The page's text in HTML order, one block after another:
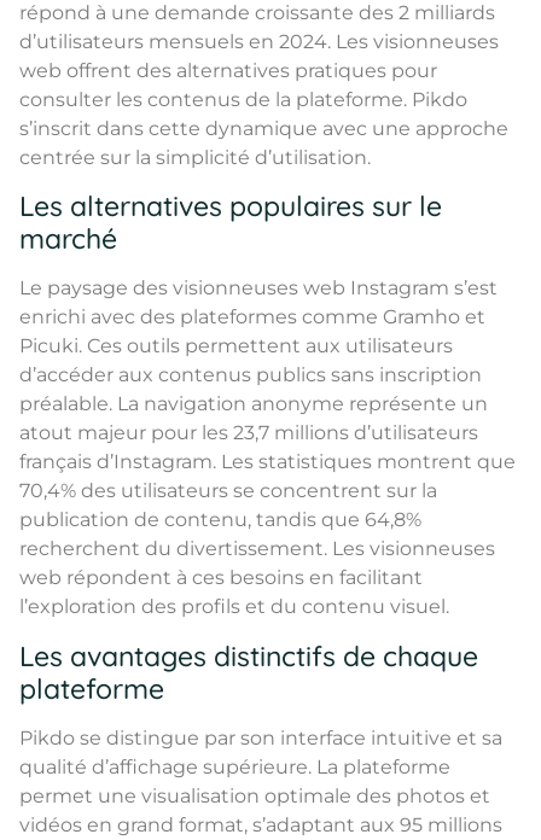
répond à une demande croissante des 2 milliards
d’utilisateurs mensuels en 2024. Les visionneuses
web offrent des alternatives pratiques pour
consulter les contenus de la plateforme. Pikdo
s’inscrit dans cette dynamique avec une approche
centrée sur la simplicité d’utilisation.
Les alternatives populaires sur le
marché
Le paysage des visionneuses web Instagram s’est
enrichi avec des plateformes comme Gramho et
Picuki. Ces outils permettent aux utilisateurs
d’accéder aux contenus publics sans inscription
préalable. La navigation anonyme représente un
atout majeur pour les 23,7 millions d’utilisateurs
français d’Instagram. Les statistiques montrent que
70,4% des utilisateurs se concentrent sur la
publication de contenu, tandis que 64,8%
recherchent du divertissement. Les visionneuses
web répondent à ces besoins en facilitant
l’exploration des profils et du contenu visuel.
Les avantages distinctifs de chaque
plateforme
Pikdo se distingue par son interface intuitive et sa
qualité d’affichage supérieure. La plateforme
permet une visualisation optimale des photos et
vidéos en grand format, s’adaptant aux 95 millions